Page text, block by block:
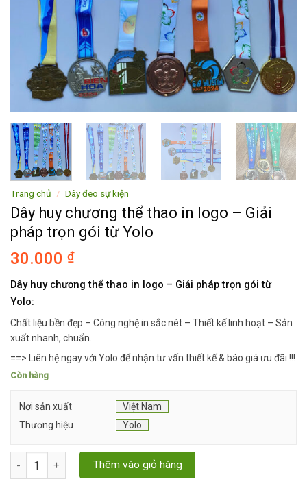
Trang chủ / Dây đeo sự kiện
Dây huy chương thể thao in logo – Giải
pháp trọn gói từ Yolo
30.000 ₫
Dây huy chương thể thao in logo – Giải pháp trọn gói từ
Yolo:
Chất liệu bền đẹp – Công nghệ in sắc nét – Thiết kế linh hoạt – Sản
xuất nhanh, chuẩn.
==> Liên hệ ngay với Yolo để nhận tư vấn thiết kế & báo giá ưu đãi !!!
Còn hàng
Nơi sản xuất
Việt Nam
Thương hiệu
Yolo
Dây huy chương thể thao in logo – Giải pháp trọn gói từ Yolo số
Thêm vào giỏ hàng